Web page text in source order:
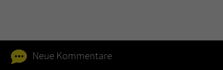
Neue Kommentare